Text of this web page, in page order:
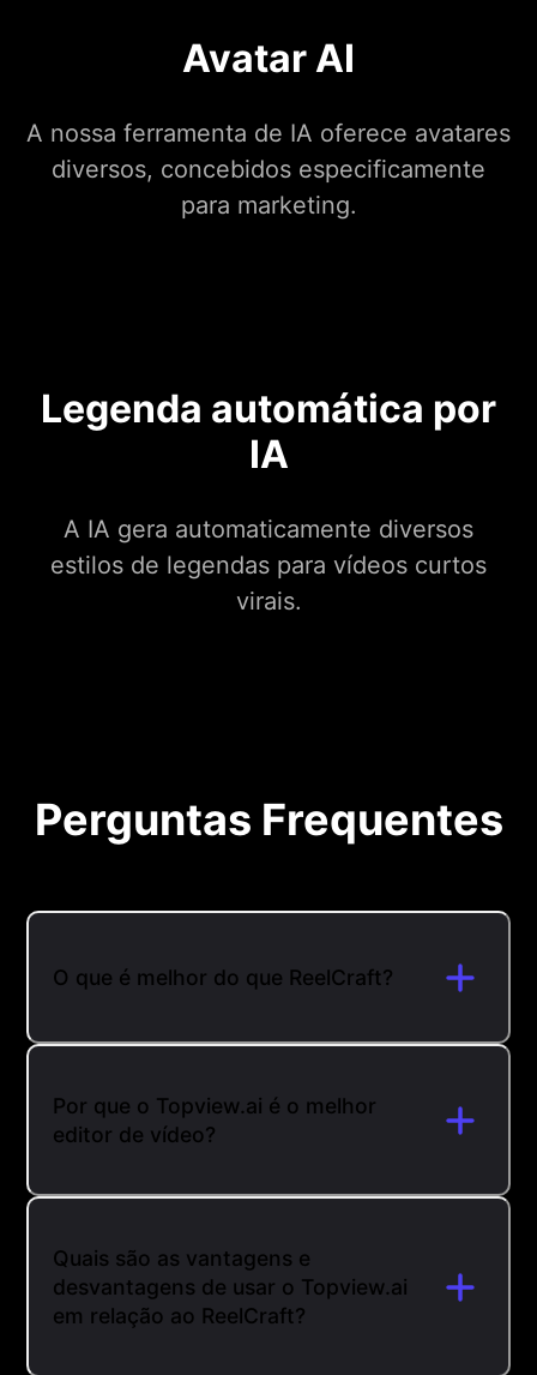
Avatar AI
A nossa ferramenta de IA oferece avatares
diversos, concebidos especificamente
para marketing.
Legenda automática por
IA
A IA gera automaticamente diversos
estilos de legendas para vídeos curtos
virais.
Perguntas Frequentes
O que é melhor do que ReelCraft?
Por que o Topview.ai é o melhor
editor de vídeo?
Quais são as vantagens e
desvantagens de usar o Topview.ai
em relação ao ReelCraft?